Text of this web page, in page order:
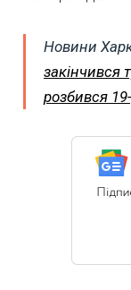
Новини
закінчився
розбився